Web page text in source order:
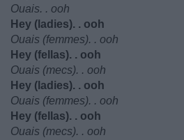
Ouais. . ooh
Hey (ladies). . ooh
Ouais (femmes). . ooh
Hey (fellas). . ooh
Ouais (mecs). . ooh
Hey (ladies). . ooh
Ouais (femmes). . ooh
Hey (fellas). . ooh
Ouais (mecs). . ooh